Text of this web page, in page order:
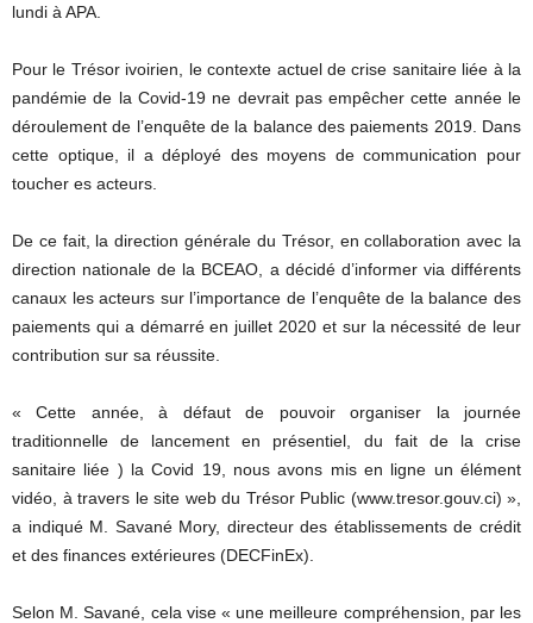
lundi à APA.
Pour le Trésor ivoirien, le contexte actuel de crise sanitaire liée à la
pandémie de la Covid-19 ne devrait pas empêcher cette année le
déroulement de l’enquête de la balance des paiements 2019. Dans
cette optique, il a déployé des moyens de communication pour
toucher es acteurs.
De ce fait, la direction générale du Trésor, en collaboration avec la
direction nationale de la BCEAO, a décidé d’informer via différents
canaux les acteurs sur l’importance de l’enquête de la balance des
paiements qui a démarré en juillet 2020 et sur la nécessité de leur
contribution sur sa réussite.
« Cette année, à défaut de pouvoir organiser la journée
traditionnelle de lancement en présentiel, du fait de la crise
sanitaire liée ) la Covid 19, nous avons mis en ligne un élément
vidéo, à travers le site web du Trésor Public (www.tresor.gouv.ci) »,
a indiqué M. Savané Mory, directeur des établissements de crédit
et des finances extérieures (DECFinEx).
Selon M. Savané, cela vise « une meilleure compréhension, par les